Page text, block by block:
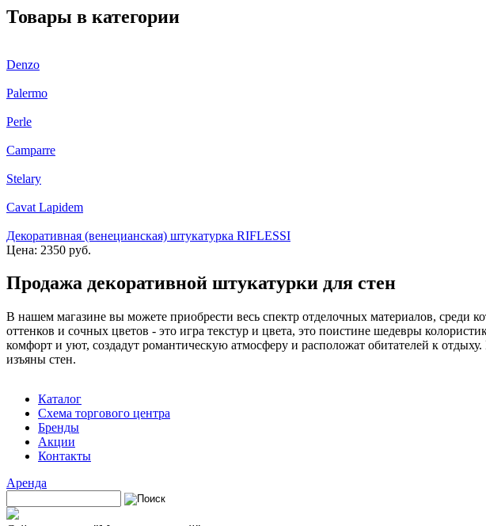
Товары в категории
Denzo
Palermo
Perle
Camparre
Stelary
Cavat Lapidem
Декоративная (венецианская) штукатурка RIFLESSI
Цена: 2350 руб.
Продажа декоративной штукатурки для стен
В нашем магазине вы можете приобрести весь спектр отделочных материалов, среди
оттенков и сочных цветов - это игра текстур и цвета, это поистине шедевры
комфорт и уют, создадут романтическую атмосферу и расположат обитателей к
изъяны стен.
Каталог
Схема торгового центра
Бренды
Акции
Контакты
Аренда
Форма поиска